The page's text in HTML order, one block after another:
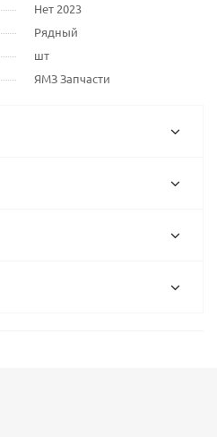
Нет 2023
Рядный
шт
ЯМЗ Запчасти